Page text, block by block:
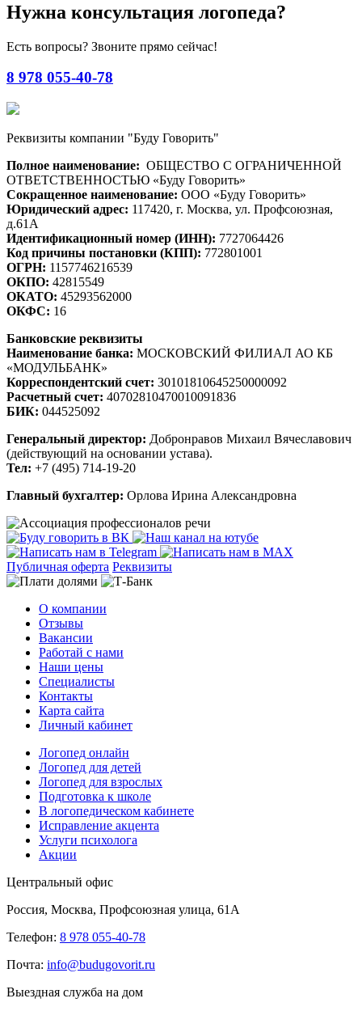
Нужна консультация логопеда?
Есть вопросы? Звоните прямо сейчас!
8 978 055-40-78
Реквизиты компании "Буду Говорить"
Полное наименование: ОБЩЕСТВО С ОГРАНИЧЕННОЙ
ОТВЕТСТВЕННОСТЬЮ «Буду Говорить»
Сокращенное наименование: ООО «Буду Говорить»
Юридический адрес: 117420, г. Москва, ул. Профсоюзная,
д.61А
Идентификационный номер (ИНН): 7727064426
Код причины постановки (КПП): 772801001
ОГРН: 1157746216539
ОКПО: 42815549
ОКАТО: 45293562000
ОКФС: 16
Банковские реквизиты
Наименование банка: МОСКОВСКИЙ ФИЛИАЛ АО КБ
«МОДУЛЬБАНК»
Корреспондентский счет: 30101810645250000092
Расчетный счет: 40702810470010091836
БИК: 044525092
Генеральный директор: Добронравов Михаил Вячеславович
(действующий на основании устава).
Тел: +7 (495) 714-19-20
Главный бухгалтер: Орлова Ирина Александровна
Публичная оферта Реквизиты
О компании
Отзывы
Вакансии
Работай с нами
Наши цены
Специалисты
Контакты
Карта сайта
Личный кабинет
Логопед онлайн
Логопед для детей
Логопед для взрослых
Подготовка к школе
В логопедическом кабинете
Исправление акцента
Услуги психолога
Акции
Центральный офис
Россия, Москва, Профсоюзная улица, 61А
Телефон: 8 978 055-40-78
Почта: info@budugovorit.ru
Выездная служба на дом